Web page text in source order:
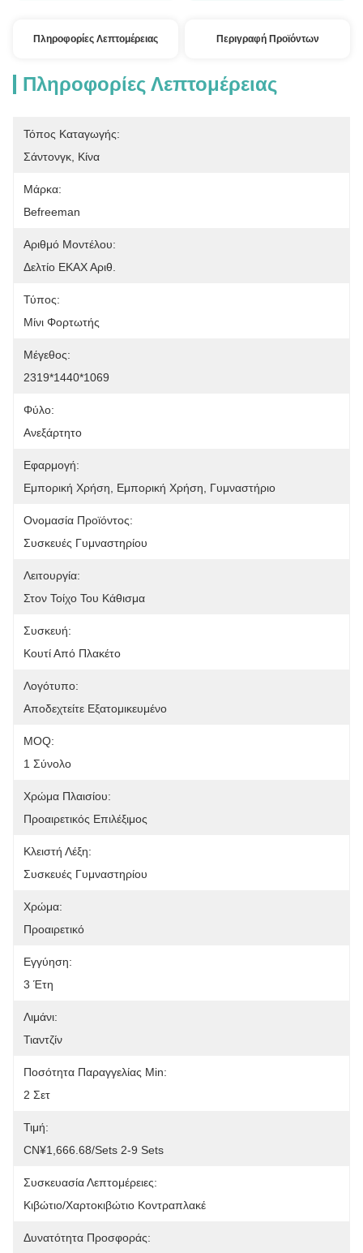
Πληροφορίες Λεπτομέρειας Περιγραφή Προϊόντων
Πληροφορίες Λεπτομέρειας
Τόπος Καταγωγής:
Σάντονγκ, Κίνα
Μάρκα:
Befreeman
Αριθμό Μοντέλου:
Δελτίο ΕΚΑΧ Αριθ.
Τύπος:
Μίνι Φορτωτής
Μέγεθος:
2319*1440*1069
Φύλο:
Ανεξάρτητο
Εφαρμογή:
Εμπορική Χρήση, Εμπορική Χρήση, Γυμναστήριο
Ονομασία Προϊόντος:
Συσκευές Γυμναστηρίου
Λειτουργία:
Στον Τοίχο Του Κάθισμα
Συσκευή:
Κουτί Από Πλακέτο
Λογότυπο:
Αποδεχτείτε Εξατομικευμένο
MOQ:
1 Σύνολο
Χρώμα Πλαισίου:
Προαιρετικός Επιλέξιμος
Κλειστή Λέξη:
Συσκευές Γυμναστηρίου
Χρώμα:
Προαιρετικό
Εγγύηση:
3 Έτη
Λιμάνι:
Τιαντζίν
Ποσότητα Παραγγελίας Min:
2 Σετ
Τιμή:
CN¥1,666.68/sets 2-9 Sets
Συσκευασία Λεπτομέρειες:
Κιβώτιο/χαρτοκιβώτιο Κοντραπλακέ
Δυνατότητα Προσφοράς: